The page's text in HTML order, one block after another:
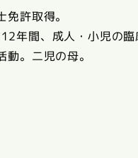
許取得。
年間、成人・小児の臨
。二児の母。